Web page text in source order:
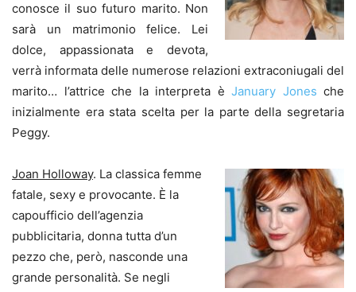
conosce il suo futuro marito. Non
sarà un matrimonio felice. Lei
dolce, appassionata e devota,
verrà informata delle numerose relazioni extraconiugali del
marito… l’attrice che la interpreta è January Jones che
inizialmente era stata scelta per la parte della segretaria
Peggy.
Joan Holloway. La classica femme
fatale, sexy e provocante. È la
capoufficio dell’agenzia
pubblicitaria, donna tutta d’un
pezzo che, però, nasconde una
grande personalità. Se negli